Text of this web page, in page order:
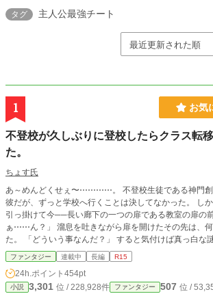
タグ 主人公最強チート
1 お気
不登校が久しぶりに登校したらクラス転
た。
ちょす氏
あ～めんどくせぇ〜⋯⋯⋯⋯。 不登校生徒である神門創
彼だが、ずっと学校へ行くことは決してなかった。 しかし今日、彼は鞄を肩に
引っ掛けて今──長い廊下の一つの扉である教室の扉の前に
ぁ⋯⋯ん？」 溜息を吐きながら扉を開けたその先は、何やら黄金色に輝いてい
た。 「どういう事なんだ？」 すると気付けば真っ白な謎の空間へと移動してい
た。 「神門創一さん──私は神様のアルテミスと申します」 'え？神様？マジ
で？' 「本来呼ばれるはずでは無かったですが、貴方は教室の半分近く体を入れ
ていて巻き込まれてしまいました」 ⋯⋯え？ つまり──てことは俺、そんなくだ
らない事で死んだのか？流石にキツくないか？ 「そんな貴方に──私の星である
ファンタジー 連載中 長編 R15
24h.ポイント 454pt
小説 3,301 位 / 228,928件 ファンタジー 507 位 /